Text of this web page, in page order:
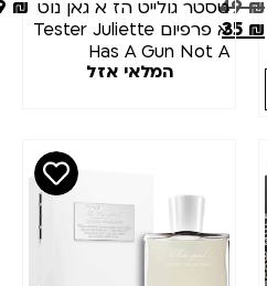
49
35
טסטר גולייט הז א גאן נוט
א פרפיום Tester Juliette
Has A Gun Not A
239₪
המלאי אזל